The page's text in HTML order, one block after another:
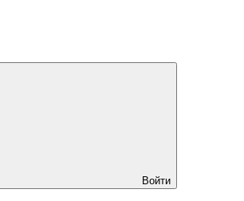
Войти